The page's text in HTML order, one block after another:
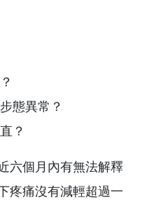
？
六個月內有無法解釋
疼痛沒有減輕超過一
步的檢查，以排除惡
了復健、藥物控制以